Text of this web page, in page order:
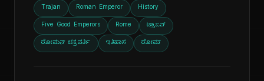
Trajan Roman Emperor History
Five Good Emperors Rome ಟ್ರಾಜನ್
ರೋಮನ್ ಚಕ್ರವರ್ತಿ ಇತಿಹಾಸ ರೋಮ್